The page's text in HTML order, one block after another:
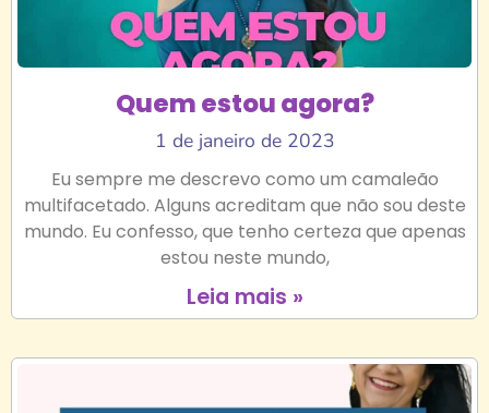
Quem estou agora?
1 de janeiro de 2023
Eu sempre me descrevo como um camaleão
multifacetado. Alguns acreditam que não sou deste
mundo. Eu confesso, que tenho certeza que apenas
estou neste mundo,
Leia mais »